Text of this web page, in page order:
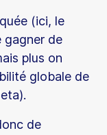
(ici, le
gagner de
plus on
globale de
de